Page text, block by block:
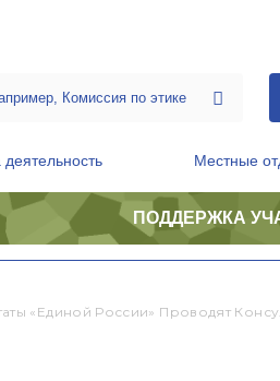
Местные
ПОДДЕРЖКА
«Единой России» Проводят